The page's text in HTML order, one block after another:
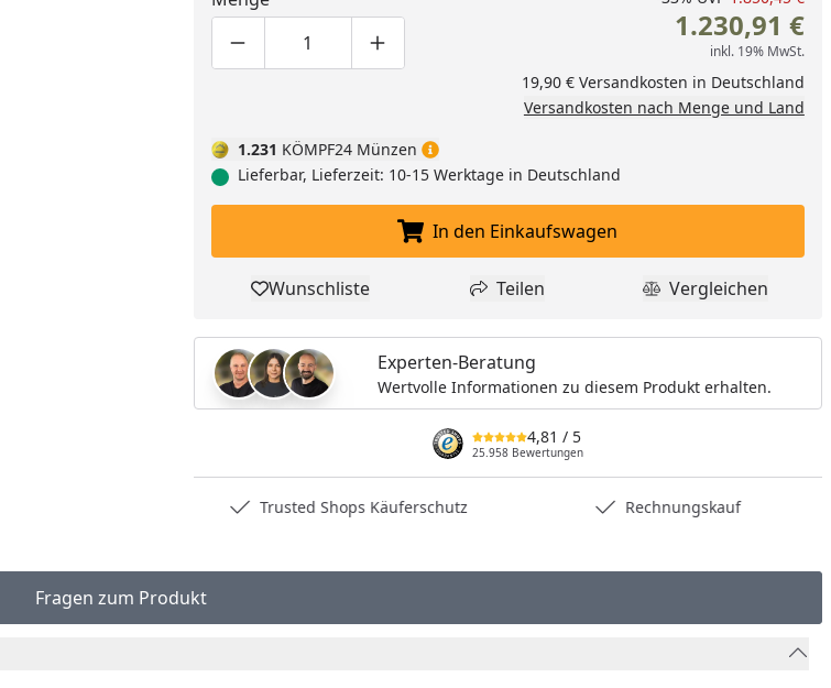
Produktmenge um eins verringern
Produktmenge manuell eingeben
Produktmenge um eins erhöhen
1.230,91 €
inkl. 19% MwSt.
19,90 € Versandkosten in Deutschland
Versandkosten nach Menge und Land
1.231 KÖMPF24 Münzen
Lieferbar, Lieferzeit: 10-15 Werktage in Deutschland
In den Einkaufswagen legen
In den Einkaufswagen
Produkt zur Wunschliste hinzufügen
Wunschliste Teilen
Teilen Produkt
Vergleichen
Experten-Beratung
Wertvolle Informationen zu diesem Produkt erhalten.
4,81 / 5
25.958 Bewertungen
Trusted Shops Käuferschutz Rechnungskauf
Fragen zum Produkt